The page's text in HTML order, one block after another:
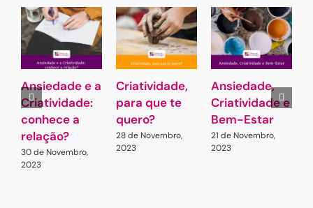
Ansiedade e a
Criatividade:
conhece a
relação?
30 de Novembro,
2023
Criatividade,
para que te
quero?
28 de Novembro,
2023
Ansiedade,
Criatividade e
Bem-Estar
21 de Novembro,
2023